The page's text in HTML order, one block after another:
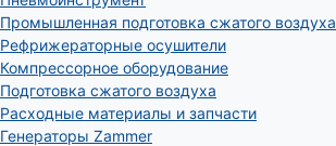
Промышленная подготовка сжатого воздуха
Рефрижераторные осушители
Компрессорное оборудование
Подготовка сжатого воздуха
Расходные материалы и запчасти
Генераторы Zammer